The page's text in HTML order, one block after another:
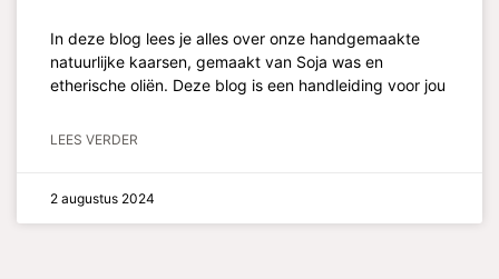
In deze blog lees je alles over onze handgemaakte
natuurlijke kaarsen, gemaakt van Soja was en
etherische oliën. Deze blog is een handleiding voor jou
LEES VERDER
2 augustus 2024